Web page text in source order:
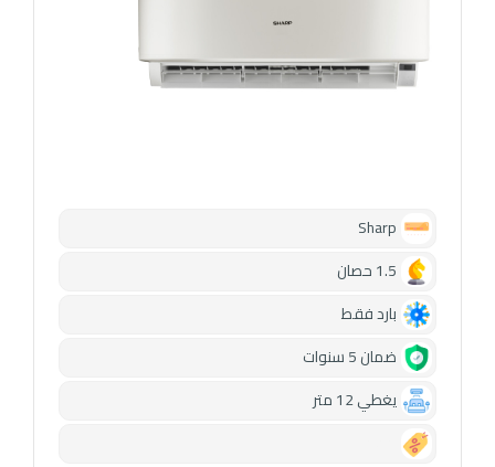
بارد فقط
ضمان 5 سنوات
يغطي 12 متر